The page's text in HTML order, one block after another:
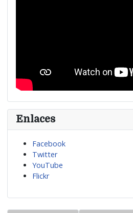
Enlaces
Facebook
Twitter
YouTube
Flickr